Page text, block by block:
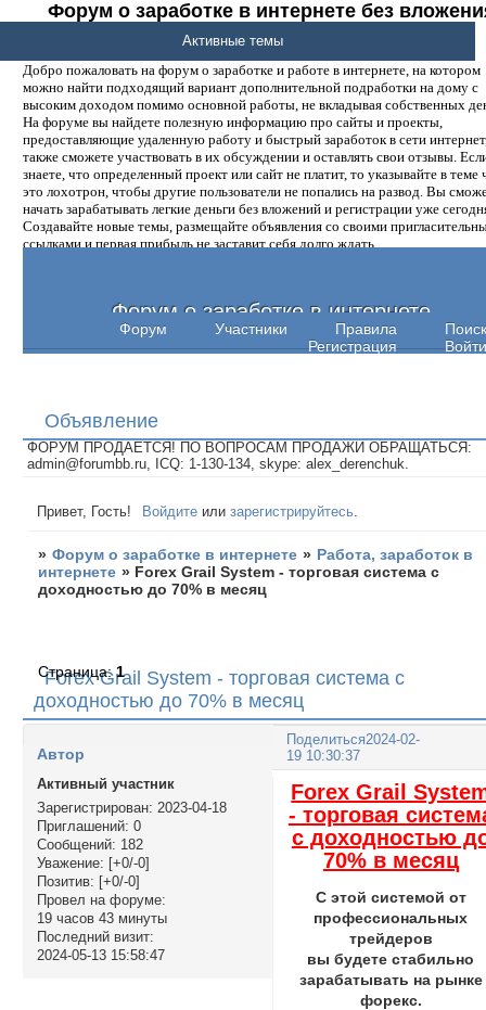
Форум о заработке в интернете без
денег.
Добро пожаловать на форум о заработке и работе в интернете, на котором
можно найти подходящий вариант дополнительной подработки на дому с
высоким доходом помимо основной работы, не вкладывая собственных
На форуме вы найдете полезную информацию про сайты и проекты,
предоставляющие удаленную работу и быстрый заработок в сети
также сможете участвовать в их обсуждении и оставлять свои отзывы.
знаете, что определенный проект или сайт не платит, то указывайте в теме
это лохотрон, чтобы другие пользователи не попались на развод. Вы
начать зарабатывать легкие деньги без вложений и регистрации уже
Создавайте новые темы, размещайте объявления со своими
ссылками и первая прибыль не заставит себя долго ждать.
Форум о заработке в интернете
Форум Участники Правила
Поиск
Регистрация
Войти
Активные темы
Объявление
ФОРУМ ПРОДАЕТСЯ! ПО ВОПРОСАМ ПРОДАЖИ ОБРАЩАТЬСЯ:
admin@forumbb.ru, ICQ: 1-130-134, skype: alex_derenchuk.
Привет, Гость! Войдите илизарегистрируйтесь
» Форум о заработке в интернете » Работа, заработок в
интернете » Forex Grail System - торговая система с
доходностью до 70% в месяц
Forex Grail System - торговая система с
доходностью до 70% в месяц
Страница:1
Поделиться2024-02-
19 10:30:37
Автор
Активный участник
Зарегистрирован: 2023-04-18
Приглашений: 0
Сообщений: 182
Уважение: [+0/-0]
Позитив: [+0/-0]
Провел на форуме:
19 часов 43 минуты
Последний визит:
2024-05-13 15:58:47
Forex Grail
- торговая
с доходностью
70% в месяц
С этой системой от
профессиональных
трейдеров
вы будете стабильно
зарабатывать на рынке
форекс.